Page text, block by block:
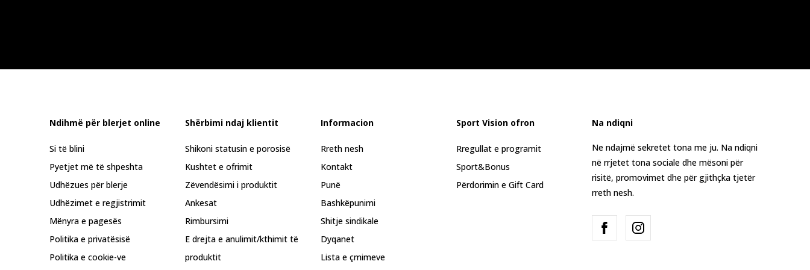
Ndihmë për blerjet online
Si të blini
Pyetjet më të shpeshta
Udhëzues për blerje
Udhëzimet e regjistrimit
Mënyra e pagesës
Politika e privatësisë
Politika e cookie-ve
Shërbimi ndaj klientit
Shikoni statusin e porosisë
Kushtet e ofrimit
Zëvendësimi i produktit
Ankesat
Rimbursimi
E drejta e anulimit/kthimit të
produktit
Informacion
Rreth nesh
Kontakt
Punë
Bashkëpunimi
Shitje sindikale
Dyqanet
Lista e çmimeve
Sport Vision ofron
Rregullat e programit
Sport&Bonus
Përdorimin e Gift Card
Na ndiqni
Ne ndajmë sekretet tona me ju. Na ndiqni
në rrjetet tona sociale dhe mësoni për
risitë, promovimet dhe për gjithçka tjetër
rreth nesh.